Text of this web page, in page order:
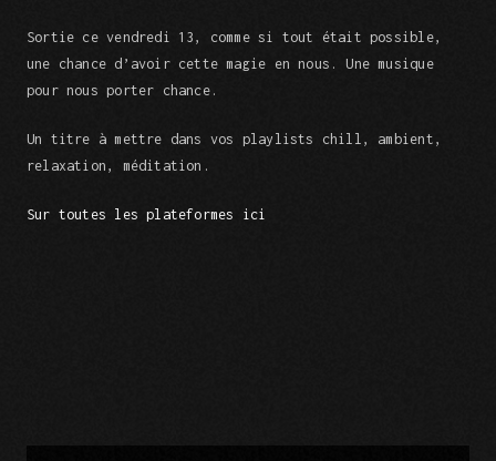
Sortie ce vendredi 13, comme si tout était possible,
une chance d’avoir cette magie en nous. Une musique
pour nous porter chance.
Un titre à mettre dans vos playlists chill, ambient,
relaxation, méditation.
Sur toutes les plateformes ici